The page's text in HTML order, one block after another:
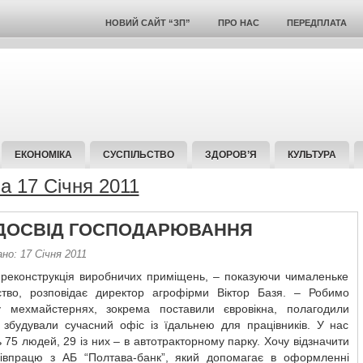
НОВИЙ САЙТ “ЗП” ПРО НАС ПЕРЕДПЛАТА
ЕКОНОМІКА СУСПІЛЬСТВО ЗДОРОВ’Я КУЛЬТУРА
17 Січня 2011
ГОСПОДАРЮВАННЯ
17 Січня 2011
виробничих приміщень, – показуючи чималеньке
розповідає директор агрофірми Віктор Базя. – Робимо
зокрема поставили євровікна, полагодили
збудували сучасний офіс із їдальнею для працівників. У нас
людей, 29 із них – в автотракторному парку. Хочу відзначити
з АБ “Полтава-банк”, який допомагає в оформленні